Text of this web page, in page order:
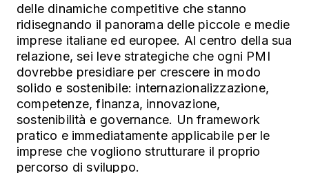
delle dinamiche competitive che stanno
ridisegnando il panorama delle piccole e medie
imprese italiane ed europee. Al centro della sua
relazione, sei leve strategiche che ogni PMI
dovrebbe presidiare per crescere in modo
solido e sostenibile: internazionalizzazione,
competenze, finanza, innovazione,
sostenibilità e governance. Un framework
pratico e immediatamente applicabile per le
imprese che vogliono strutturare il proprio
percorso di sviluppo.